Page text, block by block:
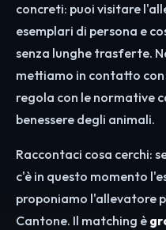
concreti: puoi visitare
esemplari di persona e
senza lunghe trasferte.
mettiamo in contatto con
regola con le normative
benessere degli animali.
Raccontaci cosa cerchi:
c'è in questo momento
proponiamo l'allevatore
Cantone. Il matching è